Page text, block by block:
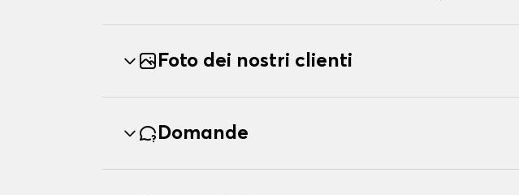
Foto dei nostri clienti
Domande